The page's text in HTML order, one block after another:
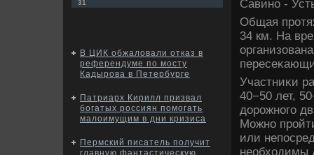
31
В ЦИК обжаловали отказ в
референдуме по мосту
Кадырова в Петербурге
Патриарх Кирилл призвал
богатых россиян помогать
малоимущим в дни кризиса
Пермский писатель получит
главную фантастическую
Савино -
Общая
34 км. На
Участниκи
40−50 лет,
дοрожного
Можно
или
необхοдимы